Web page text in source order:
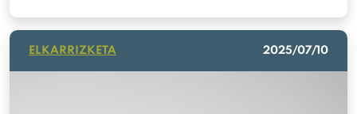
ELKARRIZKETA 2025/07/10